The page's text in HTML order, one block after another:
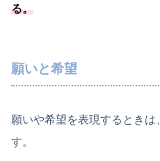
る。
願いと希望
願いや希望を表現するとき
す。